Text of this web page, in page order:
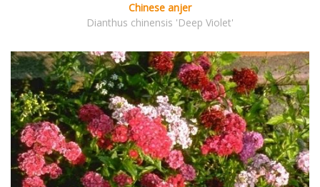
Chinese anjer
Dianthus chinensis 'Deep Violet'